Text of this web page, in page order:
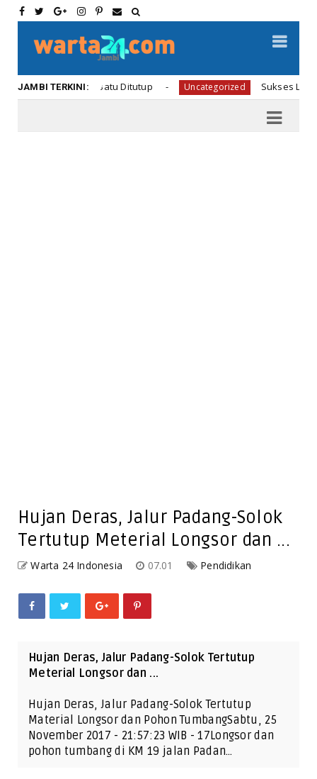
JAMBI TERKINI:
Taman Batu Ditutup Uncategorized Sukses Launching
Hujan Deras, Jalur Padang-Solok
Tertutup Meterial Longsor dan ...
Warta 24 Indonesia 07.01 Pendidikan
Hujan Deras, Jalur Padang-Solok Tertutup
Meterial Longsor dan ...
Hujan Deras, Jalur Padang-Solok Tertutup
Material Longsor dan Pohon TumbangSabtu, 25
November 2017 - 21:57:23 WIB - 17Longsor dan
pohon tumbang di KM 19 jalan Padan…